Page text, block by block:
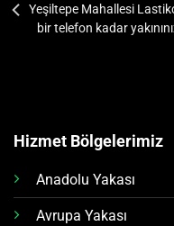
Yeşiltepe Mahallesi
bir telefon kadar
Hizmet Bölgelerimiz
Anadolu Yakası
Avrupa Yakası